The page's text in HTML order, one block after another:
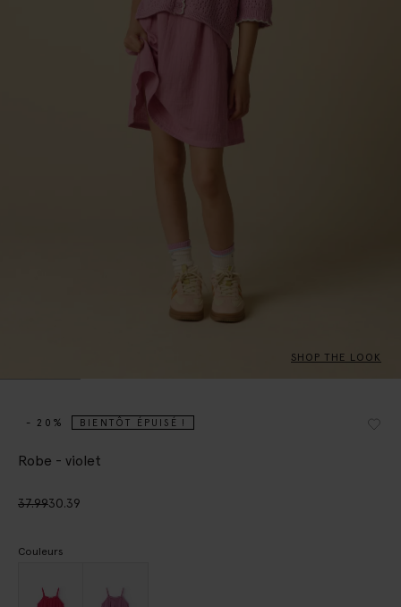
SHOP THE LOOK
- 20% BIENTÔT ÉPUISÉ !
Robe - violet
37.9930.39
Couleurs